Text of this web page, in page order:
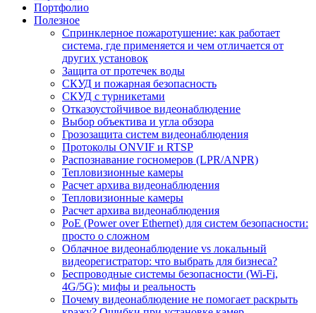
Портфолио
Полезное
Спринклерное пожаротушение: как работает
система, где применяется и чем отличается от
других установок
Защита от протечек воды
СКУД и пожарная безопасность
СКУД с турникетами
Отказоустойчивое видеонаблюдение
Выбор объектива и угла обзора
Грозозащита систем видеонаблюдения
Протоколы ONVIF и RTSP
Распознавание госномеров (LPR/ANPR)
Тепловизионные камеры
Расчет архива видеонаблюдения
Тепловизионные камеры
Расчет архива видеонаблюдения
PoE (Power over Ethernet) для систем безопасности:
просто о сложном
Облачное видеонаблюдение vs локальный
видеорегистратор: что выбрать для бизнеса?
Беспроводные системы безопасности (Wi-Fi,
4G/5G): мифы и реальность
Почему видеонаблюдение не помогает раскрыть